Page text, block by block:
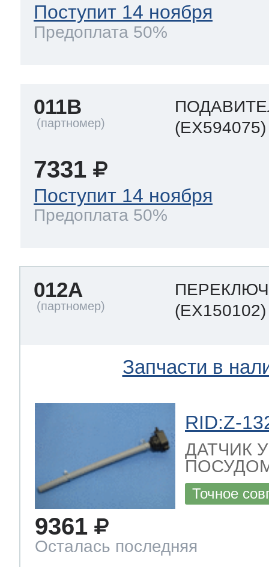
Поступит 14 ноября
Предоплата 50%
011B
(EX594075)
7331
Поступит 14 ноября
Предоплата 50%
012A
(EX150102)
Запчасти в
RID:Z-
ДАТЧИК
Точное
9361
Осталась последняя